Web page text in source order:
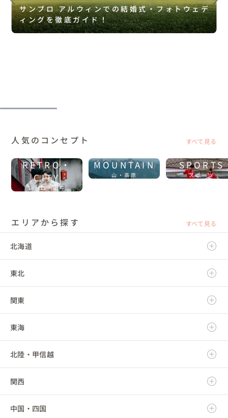
サンプロ アルウィンでの結婚式・フォトウェデ
ィングを徹底ガイド！
人気のコンセプト すべて見る
RETRO・
CITY
レトロ・街中
MOUNTAIN
山・高原
SPORTS
スポーツ
エリアから探す すべて見る
北海道
北海道
東北
青森県
岩手県
宮城県
秋田県
山形県
関東
茨城県
栃木県
群馬県
埼玉県
東海
岐阜県
静岡県
愛知県
北陸・甲信越
新潟県
富山県
関西
滋賀県
中国・四国